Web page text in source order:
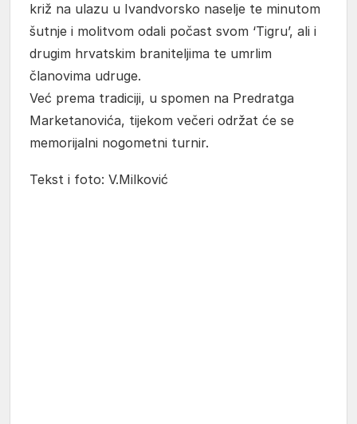
križ na ulazu u Ivandvorsko naselje te minutom
šutnje i molitvom odali počast svom ‘Tigru’, ali i
drugim hrvatskim braniteljima te umrlim
članovima udruge.
Već prema tradiciji, u spomen na Predratga
Marketanovića, tijekom večeri održat će se
memorijalni nogometni turnir.
Tekst i foto: V.Milković